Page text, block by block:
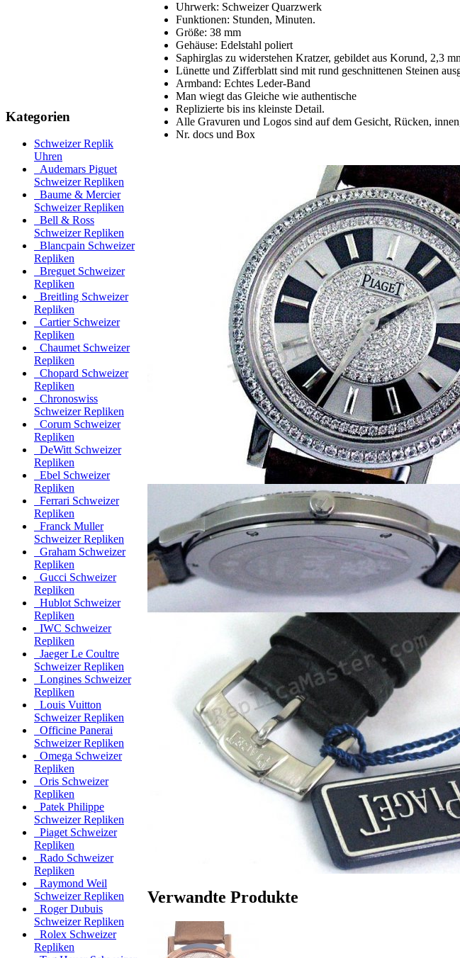
Kategorien
Schweizer Replik
Uhren
Audemars Piguet
Schweizer Repliken
Baume & Mercier
Schweizer Repliken
Bell & Ross
Schweizer Repliken
Blancpain Schweizer
Repliken
Breguet Schweizer
Repliken
Breitling Schweizer
Repliken
Cartier Schweizer
Repliken
Chaumet Schweizer
Repliken
Chopard Schweizer
Repliken
Chronoswiss
Schweizer Repliken
Corum Schweizer
Repliken
DeWitt Schweizer
Repliken
Ebel Schweizer
Repliken
Ferrari Schweizer
Repliken
Franck Muller
Schweizer Repliken
Graham Schweizer
Repliken
Gucci Schweizer
Repliken
Hublot Schweizer
Repliken
IWC Schweizer
Repliken
Jaeger Le Coultre
Schweizer Repliken
Longines Schweizer
Repliken
Louis Vuitton
Schweizer Repliken
Officine Panerai
Schweizer Repliken
Omega Schweizer
Repliken
Oris Schweizer
Repliken
Patek Philippe
Schweizer Repliken
Piaget Schweizer
Repliken
Rado Schweizer
Repliken
Raymond Weil
Schweizer Repliken
Roger Dubuis
Schweizer Repliken
Rolex Schweizer
Repliken
Uhrwerk: Schweizer Quarzwerk
Funktionen: Stunden, Minuten.
Größe: 38 mm
Gehäuse: Edelstahl poliert
Saphirglas zu widerstehen Kratzer, gebildet aus Korund, 2,3
Lünette und Zifferblatt sind mit rund geschnittenen Steinen
Armband: Echtes Leder-Band
Man wiegt das Gleiche wie authentische
Replizierte bis ins kleinste Detail.
Alle Gravuren und Logos sind auf dem Gesicht, Rücken,
Nr. docs und Box
Verwandte Produkte